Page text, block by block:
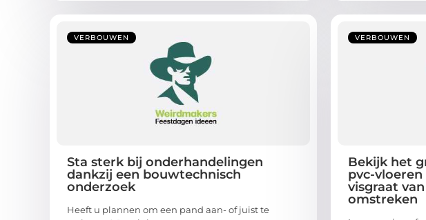
VERBOUWEN
Sta sterk bij onderhandelingen
dankzij een bouwtechnisch
onderzoek
Heeft u plannen om een pand aan- of juist te
VERBOUWEN
Bekijk het
pvc-
visgraat
omstreken